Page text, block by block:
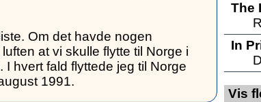
Om det havde nogen
at vi skulle flytte til Norge i
hvert fald flyttede jeg til Norge
1991.
The
In
Vis